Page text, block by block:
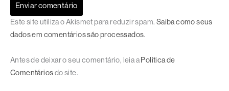
Este site utiliza o Akismet para reduzir spam. Saiba como seus
dados em comentários são processados.
Antes de deixar o seu comentário, leia aPolítica de
Comentáriosdo site.